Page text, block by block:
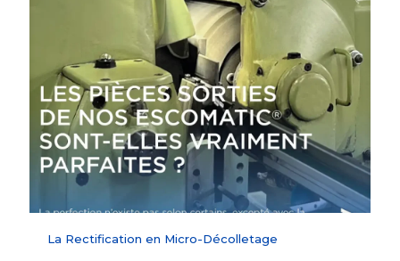
La Rectification en Micro-Décolletage